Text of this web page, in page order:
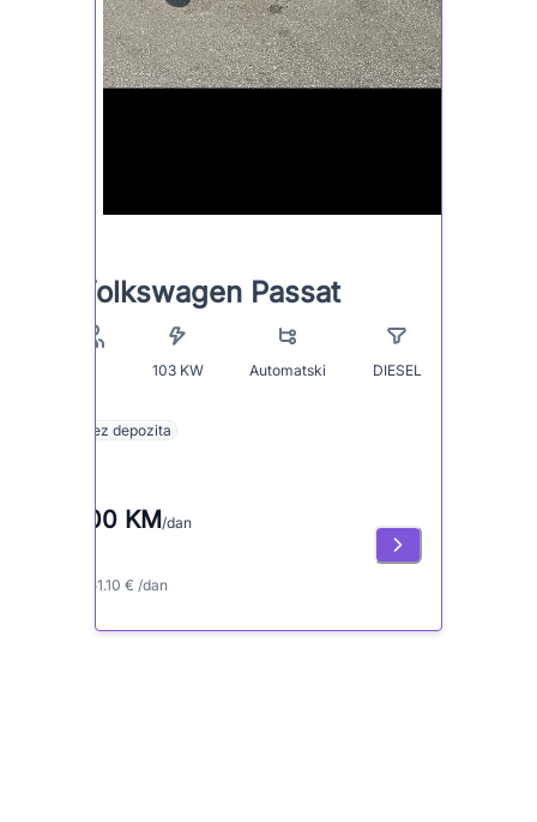
Volkswagen Passat
103 KW Automatski DIESEL
Bez depozita
100 KM /dan
≈ 51.10 € /dan